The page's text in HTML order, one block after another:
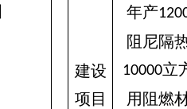
建设
项目
年产
阻尼隔
10000立
用阻燃